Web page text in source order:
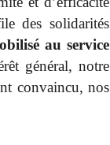
des solidarités
au service
général, notre
convaincu, nos